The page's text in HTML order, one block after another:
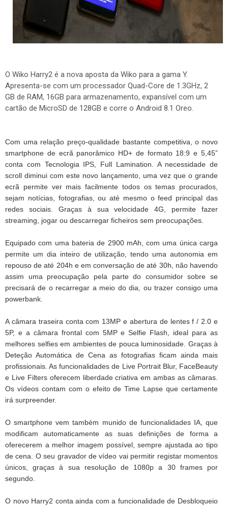
O Wiko Harry2 é a nova aposta da Wiko para a gama Y.
Apresenta-se com um processador Quad-Core de 1.3GHz, 2
GB de RAM, 16GB para armazenamento, expansível com um
cartão de MicroSD de 128GB e corre o Android 8.1 Oreo.
Com uma relação preço-qualidade bastante competitiva, o novo
smartphone de ecrã panorâmico HD+ de formato 18:9 e 5,45”
conta com Tecnologia IPS, Full Lamination. A necessidade de
scroll diminui com este novo lançamento, uma vez que o grande
ecrã permite ver mais facilmente todos os temas procurados,
sejam notícias, fotografias, ou até mesmo o feed principal das
redes sociais. Graças à sua velocidade 4G, permite fazer
streaming, jogar ou descarregar ficheiros sem preocupações.
Equipado com uma bateria de 2900 mAh, com uma única carga
permite um dia inteiro de utilização, tendo uma autonomia em
repouso de até 204h e em conversação de até 30h, não havendo
assim uma preocupação pela parte do consumidor sobre se
precisará de o recarregar a meio do dia, ou trazer consigo uma
powerbank.
A câmara traseira conta com 13MP e abertura de lentes f / 2.0 e
5P, e a câmara frontal com 5MP e Selfie Flash, ideal para as
melhores selfies em ambientes de pouca luminosidade. Graças à
Deteção Automática de Cena as fotografias ficam ainda mais
profissionais. As funcionalidades de Live Portrait Blur, FaceBeauty
e Live Filters oferecem liberdade criativa em ambas as câmaras.
Os vídeos contam com o efeito de Time Lapse que certamente
irá surpreender.
O smartphone vem também munido de funcionalidades IA, que
modificam automaticamente as suas definições de forma a
oferecerem a melhor imagem possível, sempre ajustada ao tipo
de cena. O seu gravador de vídeo vai permitir registar momentos
únicos, graças à sua resolução de 1080p a 30 frames por
segundo.
O novo Harry2 conta ainda com a funcionalidade de Desbloqueio